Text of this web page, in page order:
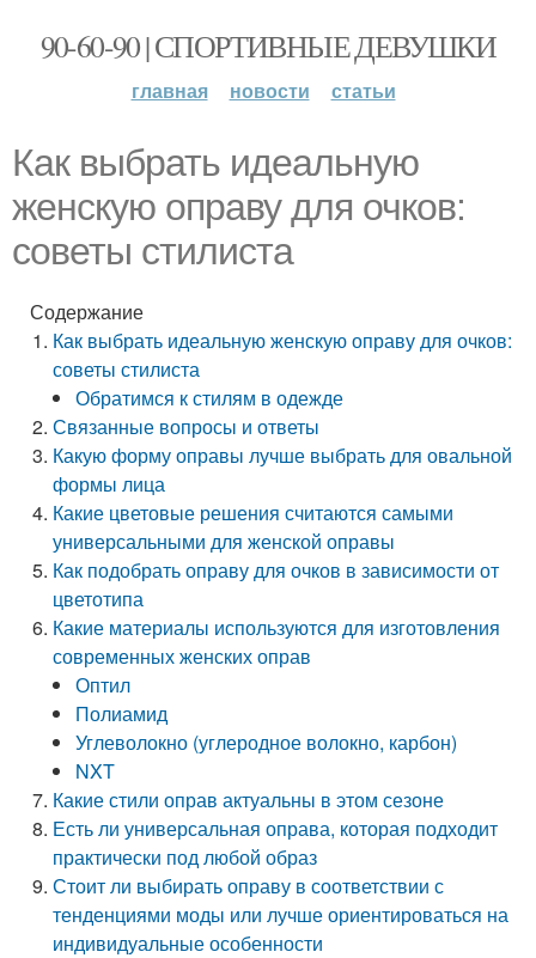
90-60-90 | СПОРТИВНЫЕ ДЕВУШКИ
главная новости статьи
Как выбрать идеальную
женскую оправу для очков:
советы стилиста
Содержание
Как выбрать идеальную женскую оправу для очков:
советы стилиста
Обратимся к стилям в одежде
Связанные вопросы и ответы
Какую форму оправы лучше выбрать для овальной
формы лица
Какие цветовые решения считаются самыми
универсальными для женской оправы
Как подобрать оправу для очков в зависимости от
цветотипа
Какие материалы используются для изготовления
современных женских оправ
Оптил
Полиамид
Углеволокно (углеродное волокно, карбон)
NXT
Какие стили оправ актуальны в этом сезоне
Есть ли универсальная оправа, которая подходит
практически под любой образ
Стоит ли выбирать оправу в соответствии с
тенденциями моды или лучше ориентироваться на
индивидуальные особенности